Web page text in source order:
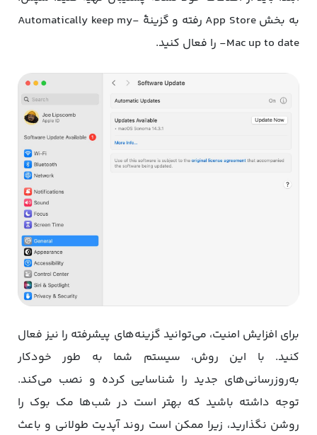
به بخش App Store رفته و گزینۀ -Automatically keep my
Mac up to date- را فعال کنید.
برای افزایش امنیت، می‌توانید گزینه‌های پیشرفته را نیز فعال
کنید. با این روش، سیستم شما به طور خودکار
به‌روزرسانی‌های جدید را شناسایی کرده و نصب می‌کند.
توجه داشته باشید که بهتر است در شب‌ها مک بوک را
روشن نگذارید، زیرا ممکن است روند آپدیت طولانی و باعث